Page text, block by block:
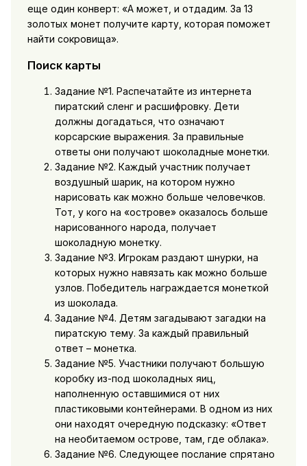
еще один конверт: «А может, и отдадим. За 13
золотых монет получите карту, которая поможет
найти сокровища».
Поиск карты
Задание №1. Распечатайте из интернета
пиратский сленг и расшифровку. Дети
должны догадаться, что означают
корсарские выражения. За правильные
ответы они получают шоколадные монетки.
Задание №2. Каждый участник получает
воздушный шарик, на котором нужно
нарисовать как можно больше человечков.
Тот, у кого на «острове» оказалось больше
нарисованного народа, получает
шоколадную монетку.
Задание №3. Игрокам раздают шнурки, на
которых нужно навязать как можно больше
узлов. Победитель награждается монеткой
из шоколада.
Задание №4. Детям загадывают загадки на
пиратскую тему. За каждый правильный
ответ – монетка.
Задание №5. Участники получают большую
коробку из-под шоколадных яиц,
наполненную оставшимися от них
пластиковыми контейнерами. В одном из них
они находят очередную подсказку: «Ответ
на необитаемом острове, там, где облака».
Задание №6. Следующее послание спрятано